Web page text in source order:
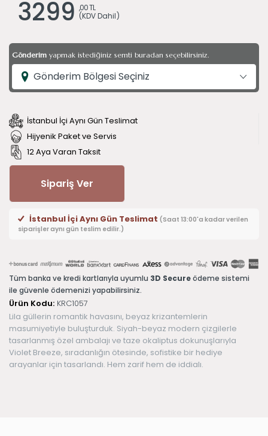
3299 ,00 TL
(KDV Dahil)
Gönderim yapmak istediğiniz semti buradan seçebilirsiniz.
Gönderim Bölgesi Seçiniz
İstanbul İçi Aynı Gün Teslimat
Hijyenik Paket ve Servis
12 Aya Varan Taksit
Sipariş Ver
İstanbul İçi Aynı Gün Teslimat (Saat 13:00'a kadar verilen
siparişler aynı gün teslim edilir.)
Tüm banka ve kredi kartlarıyla uyumlu 3D Secureödeme sistemi
ile güvenle ödemenizi yapabilirsiniz.
Ürün Kodu: KRC1057
Lila güllerin romantik havasını, beyaz krizantemlerin
masumiyetiyle buluşturduk. Siyah-beyaz modern çizgilerle
tasarlanmış özel ambalajı ve taze okaliptus dokunuşlarıyla
Violet Breeze, sıradanlığın ötesinde, sofistike bir hediye
arayanlar için tasarlandı. Hem zarif hem de iddialı.